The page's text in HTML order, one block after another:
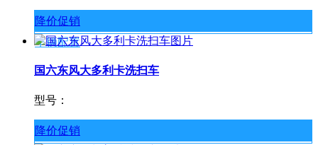
降价促销
车辆配置
国六东风大多利卡洗扫车
型号：
降价促销